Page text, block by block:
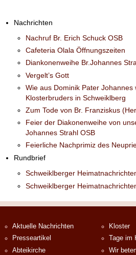
Nachrichten
Nachruf Br. Erich Schuck OSB
Cafeteria Olala Öffnungszeiten
Diankonenweihe Br.Johannes
Vergelt’s Gott
Wie aus Dominik Pater
Klosterbruders in Schweiklberg
Zum Tode von Br. Franziskus
Feier der Diakonenweihe von
Johannes Strahl OSB
Feierliche Nachprimiz des
Rundbrief
Schweiklberger
Schweiklberger
Aktuelle Nachrichten
Presseartikel
Abteikirche
Kloster
Tage
Wir